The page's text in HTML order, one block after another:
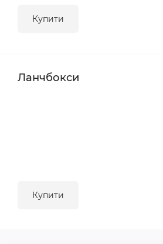
Купити
Ланчбокси
Купити